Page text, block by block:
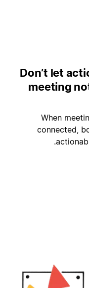
Don’t let
meeting
When
connected,